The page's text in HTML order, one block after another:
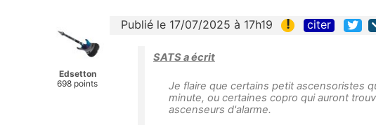
Edsetton
698 points
Publié le 17/07/2025 à 17h19 ! citer
SATS a écrit
Je flaire que certains petit ascensoristes
minute, ou certaines copro qui auront
ascenseurs d'alarme.